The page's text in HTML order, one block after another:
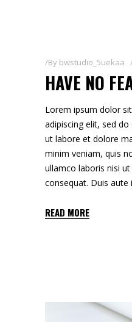
By bwstudio_5uekaa
HAVE NO
Lorem ipsum dolor
adipiscing elit, sed
ut labore et dolore
minim veniam, quis
ullamco laboris nisi
consequat. Duis aute
READ MORE